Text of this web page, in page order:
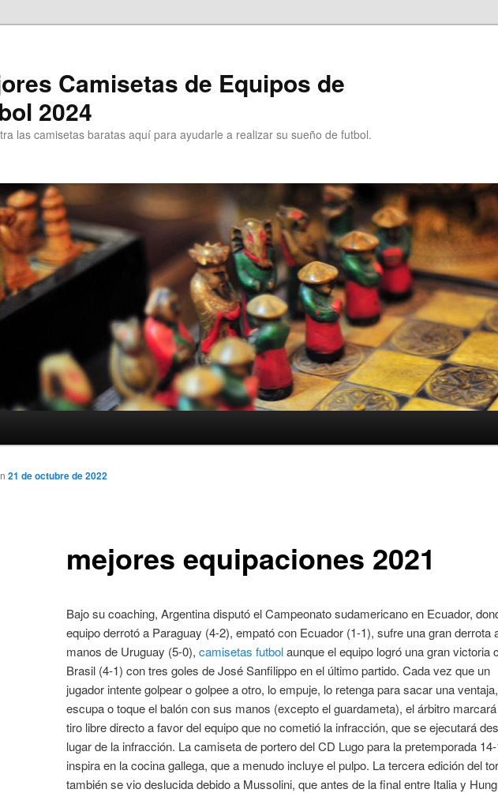
Camisetas de Equipos de
2024
las camisetas baratas aquí para ayudarle a realizar su sueño de futbol.
mejores equipaciones 2021
21 de octubre de 2022
Bajo su coaching, Argentina disputó el Campeonato sudamericano en Ecuador,
equipo derrotó a Paraguay (4-2), empató con Ecuador (1-1), sufre una gran derrota
manos de Uruguay (5-0), camisetas futbolaunque el equipo logró una gran victoria
Brasil (4-1) con tres goles de José Sanfilippo en el último partido. Cada vez que un
jugador intente golpear o golpee a otro, lo empuje, lo retenga para sacar una
escupa o toque el balón con sus manos (excepto el guardameta), el árbitro
tiro libre directo a favor del equipo que no cometió la infracción, que se ejecutará
lugar de la infracción. La camiseta de portero del CD Lugo para la pretemporada
inspira en la cocina gallega, que a menudo incluye el pulpo. La tercera edición del
también se vio deslucida debido a Mussolini, que antes de la final entre Italia y